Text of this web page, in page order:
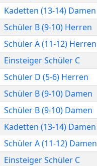
Kadetten (13-14) Damen
Schüler B (9-10) Herren
Schüler A (11-12) Herren
Einsteiger Schüler C
Schüler D (5-6) Herren
Schüler B (9-10) Damen
Schüler B (9-10) Damen
Kadetten (13-14) Damen
Schüler A (11-12) Damen
Einsteiger Schüler C